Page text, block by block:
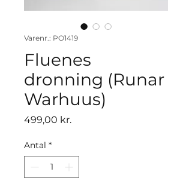
Varenr.: PO1419
Fluenes
dronning (Runar
Warhuus)
499,00 kr.Pris
Antal *